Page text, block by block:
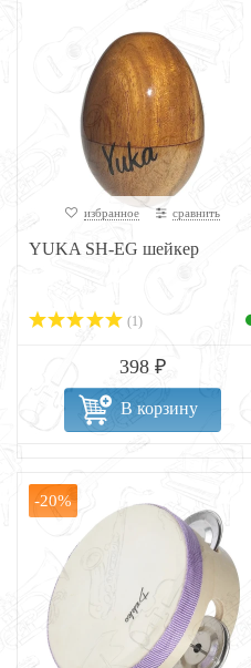
избранное сравнить
YUKA SH-EG шейкер
(1)
398 ₽
В корзину
-20%